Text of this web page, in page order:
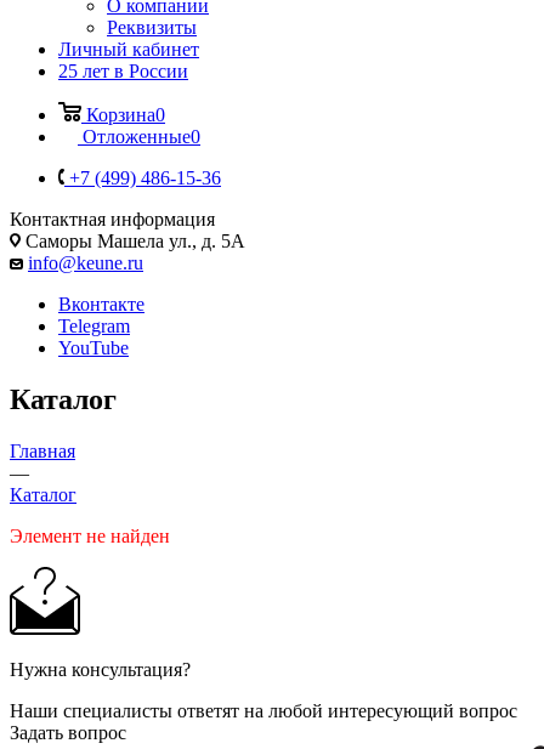
О компании
Реквизиты
Личный кабинет
25 лет в России
Корзина0
Отложенные0
+7 (499) 486-15-36
Контактная информация
Саморы Машела ул., д. 5А
info@keune.ru
Вконтакте
Telegram
YouTube
Каталог
Главная
—
Каталог
Элемент не найден
Нужна консультация?
Наши специалисты ответят на любой интересующий вопрос
Задать вопрос